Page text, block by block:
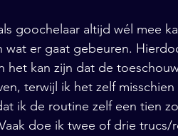
goochelaar altijd wél mee
wat er gaat gebeuren.
het kan zijn dat de
terwijl ik het zelf
ik de routine zelf een tien
doe ik twee of drie